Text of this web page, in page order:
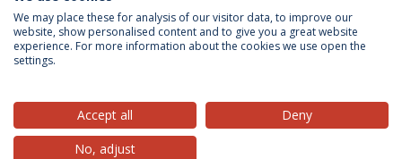
Privacy Policy
We may place these for analysis of our visitor data, to improve our
website, show personalised content and to give you a great website
experience. For more information about the cookies we use open the
settings.
Accept all
Deny
No, adjust